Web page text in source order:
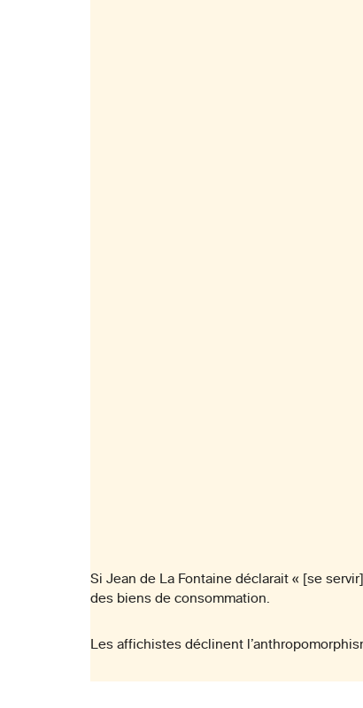
Si Jean de La Fontaine déclarait « [se
des biens de consommation.
Les affichistes déclinent